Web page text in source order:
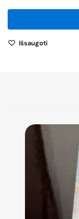
Išsaugoti